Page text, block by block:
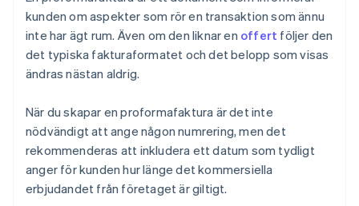
kunden om aspekter som rör en transaktion som ännu
inte har ägt rum. Även om den liknar en offert följer den
det typiska fakturaformatet och det belopp som visas
ändras nästan aldrig.
När du skapar en proformafaktura är det inte
nödvändigt att ange någon numrering, men det
rekommenderas att inkludera ett datum som tydligt
anger för kunden hur länge det kommersiella
erbjudandet från företaget är giltigt.